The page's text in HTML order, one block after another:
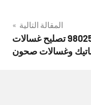
المقالة التالية
فني غسالات العمرية 98025055 تصليح غسالات
وغسالات صحون